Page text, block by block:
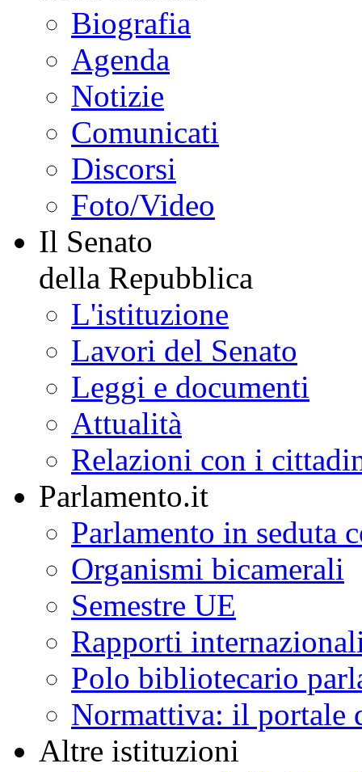
Portale storico
WebTv
YouTube
Portale Luce - Camera
La Presidente
della Camera
Biografia
Agenda
Notizie
Comunicati
Discorsi
Foto/Video
Il Senato
della Repubblica
L'istituzione
Lavori del Senato
Leggi e documenti
Attualità
Relazioni con i
Parlamento.it
Parlamento in seduta